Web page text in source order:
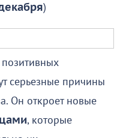
)
серьезные причины
Он откроет новые
, которые